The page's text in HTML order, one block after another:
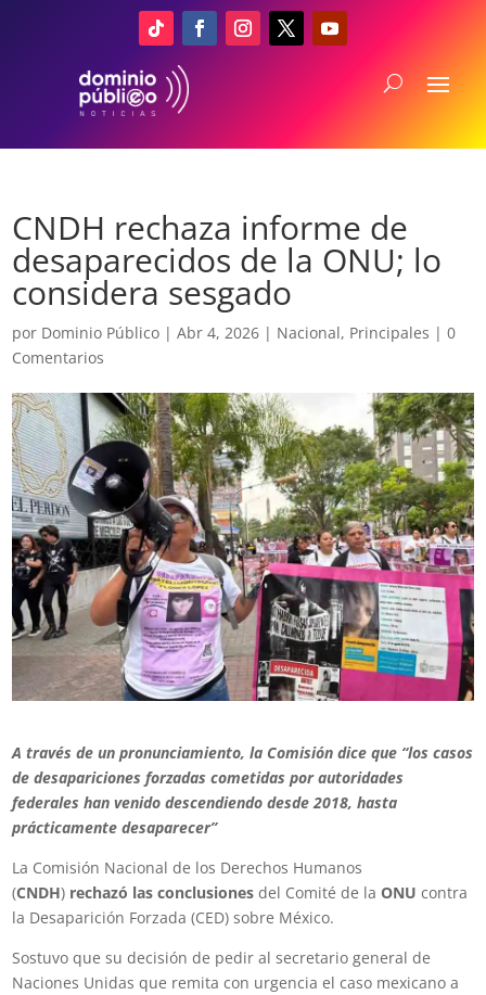
CNDH rechaza informe de
desaparecidos de la ONU; lo
considera sesgado
por Dominio Público |Abr 4, 2026 | Nacional, Principales |0
Comentarios
A través de un pronunciamiento, la Comisión dice que “los casos
de desapariciones forzadas cometidas por autoridades
federales han venido descendiendo desde 2018, hasta
prácticamente desaparecer”
La Comisión Nacional de los Derechos Humanos
(CNDH) rechazó las conclusiones del Comité de laONU contra
la Desaparición Forzada (CED) sobre México.
Sostuvo que su decisión de pedir al secretario general de
Naciones Unidas que remita con urgencia el caso mexicano a